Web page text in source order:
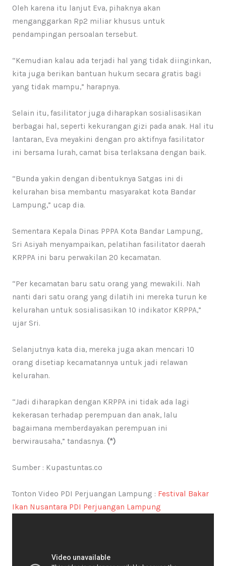
Oleh karena itu lanjut Eva, pihaknya akan
menganggarkan Rp2 miliar khusus untuk
pendampingan persoalan tersebut.
“Kemudian kalau ada terjadi hal yang tidak diinginkan,
kita juga berikan bantuan hukum secara gratis bagi
yang tidak mampu,” harapnya.
Selain itu, fasilitator juga diharapkan sosialisasikan
berbagai hal, seperti kekurangan gizi pada anak. Hal itu
lantaran, Eva meyakini dengan pro aktifnya fasilitator
ini bersama lurah, camat bisa terlaksana dengan baik.
“Bunda yakin dengan dibentuknya Satgas ini di
kelurahan bisa membantu masyarakat kota Bandar
Lampung,” ucap dia.
Sementara Kepala Dinas PPPA Kota Bandar Lampung,
Sri Asiyah menyampaikan, pelatihan fasilitator daerah
KRPPA ini baru perwakilan 20 kecamatan.
“Per kecamatan baru satu orang yang mewakili. Nah
nanti dari satu orang yang dilatih ini mereka turun ke
kelurahan untuk sosialisasikan 10 indikator KRPPA,”
ujar Sri.
Selanjutnya kata dia, mereka juga akan mencari 10
orang disetiap kecamatannya untuk jadi relawan
kelurahan.
“Jadi diharapkan dengan KRPPA ini tidak ada lagi
kekerasan terhadap perempuan dan anak, lalu
bagaimana memberdayakan perempuan ini
berwirausaha,” tandasnya. (*)
Sumber : Kupastuntas.co
Tonton Video PDI Perjuangan Lampung : Festival Bakar
Ikan Nusantara PDI Perjuangan Lampung